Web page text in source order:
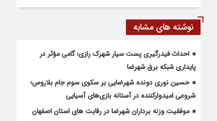
نوشته های مشابه
احداث فیدرگیری پست سیار شهرک رازی؛ گامی مؤثر در
پایداری شبکه برق شهرضا
حسین نوری دونده شهرضایی بر سکوی سوم جام بلاروس؛
شروعی امیدوارکننده در آستانه بازی‌های آسیایی
موفقیت وزنه برداران شهرضا در رقابت های استان اصفهان